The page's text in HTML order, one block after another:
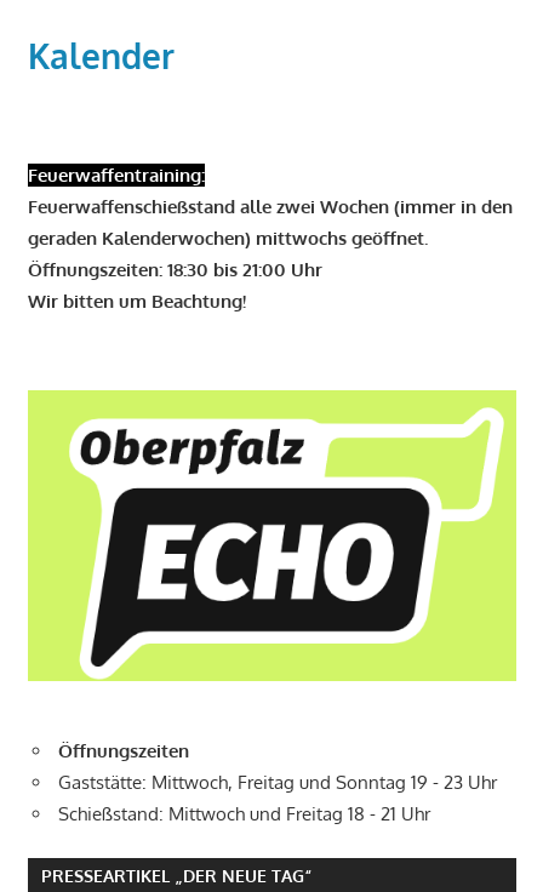
Kalender
Feuerwaffentraining:
Feuerwaffenschießstand alle zwei Wochen (immer in den
geraden Kalenderwochen) mittwochs geöffnet.
Öffnungszeiten: 18:30 bis 21:00 Uhr
Wir bitten um Beachtung!
Öffnungszeiten
Gaststätte: Mittwoch, Freitag und Sonntag 19 - 23 Uhr
Schießstand: Mittwoch und Freitag 18 - 21 Uhr
PRESSEARTIKEL „DER NEUE TAG“